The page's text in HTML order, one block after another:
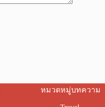
หมวดหมู่บทความ